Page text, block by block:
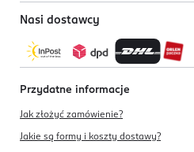
Nasi dostawcy
Przydatne informacje
Jak złożyć zamówienie?
Jakie są formy i koszty dostawy?